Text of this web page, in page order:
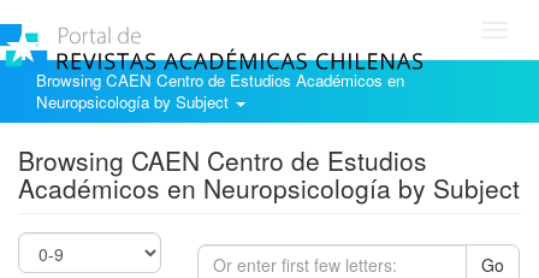
Browsing CAEN Centro de Estudios Académicos en
Neuropsicología by Subject
Browsing CAEN Centro de Estudios
Académicos en Neuropsicología by Subject
Go